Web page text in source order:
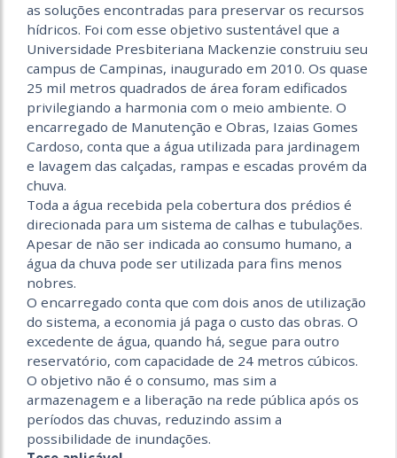
as soluções encontradas para preservar os recursos
hídricos. Foi com esse objetivo sustentável que a
Universidade Presbiteriana Mackenzie construiu seu
campus de Campinas, inaugurado em 2010. Os quase
25 mil metros quadrados de área foram edificados
privilegiando a harmonia com o meio ambiente. O
encarregado de Manutenção e Obras, Izaias Gomes
Cardoso, conta que a água utilizada para jardinagem
e lavagem das calçadas, rampas e escadas provém da
chuva.
Toda a água recebida pela cobertura dos prédios é
direcionada para um sistema de calhas e tubulações.
Apesar de não ser indicada ao consumo humano, a
água da chuva pode ser utilizada para fins menos
nobres.
O encarregado conta que com dois anos de utilização
do sistema, a economia já paga o custo das obras. O
excedente de água, quando há, segue para outro
reservatório, com capacidade de 24 metros cúbicos.
O objetivo não é o consumo, mas sim a
armazenagem e a liberação na rede pública após os
períodos das chuvas, reduzindo assim a
possibilidade de inundações.